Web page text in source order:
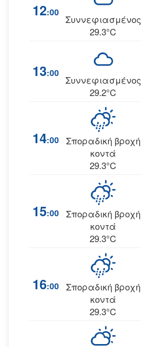
12:00
Συννεφιασμένος
29.3°C
13:00
Συννεφιασμένος
29.2°C
14:00 Σποραδική βροχή
κοντά
29.3°C
15:00 Σποραδική βροχή
κοντά
29.3°C
16:00 Σποραδική βροχή
κοντά
29.3°C